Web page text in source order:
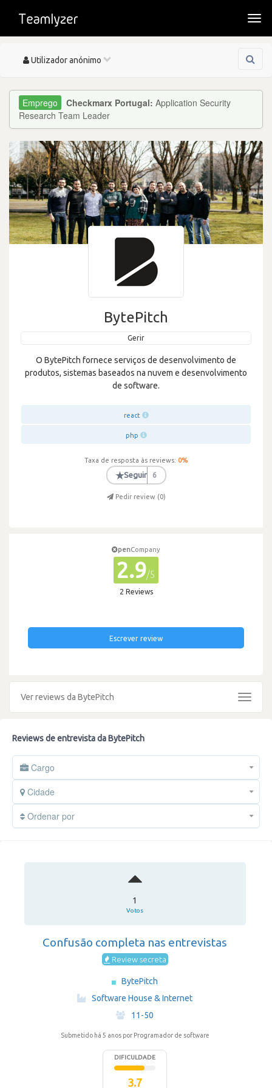
Toggle
Utilizador anónimo
Checkmarx Portugal: Application Security
Research Team Leader
BytePitch
Gerir
O BytePitch fornece serviços de desenvolvimento de
produtos, sistemas baseados na nuvem e desenvolvimento
de software.
react
php
Taxa de resposta às reviews: 0%
★Seguir 6
Pedir review (0)
penCompany
2.9/5
2 Reviews
Escrever review
Ver reviews da BytePitch
Toggle
Reviews de entrevista da BytePitch
Cargo
Cidade
Ordenar por
1
Votos
Confusão completa nas entrevistas
Review secreta
BytePitch
Software House & Internet
·
11-50
Submetido há 5 anos por Programador de software
DIFICULDADE
3.7